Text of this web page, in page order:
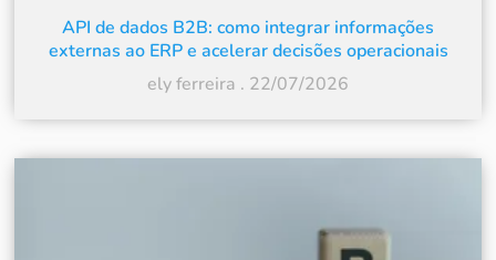
API de dados B2B: como integrar informações
externas ao ERP e acelerar decisões operacionais
ely ferreira
22/07/2026